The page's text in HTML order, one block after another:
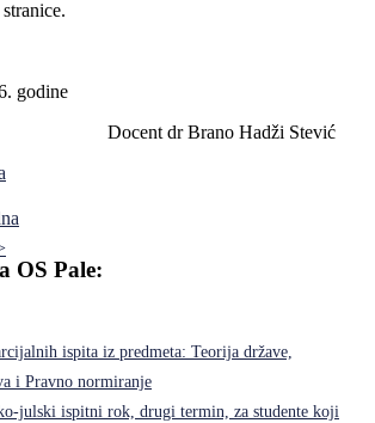
3. 2026. godine
Docent dr Brano Hadži Stević
OS Pale:
ispita iz predmeta: Teorija države,
i Pravno normiranje
julski ispitni rok, drugi termin, za studente koji